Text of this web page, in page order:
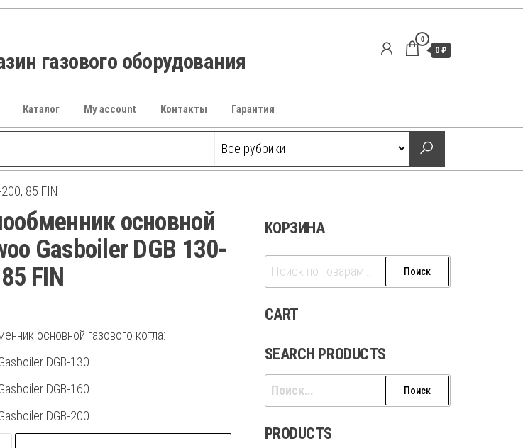
газового оборудования
0
0 ₽
Каталог My account Контакты Гарантия
85 FIN
основной
Gasboiler DGB 130-
FIN
основной газового котла:
DGB-130
DGB-160
DGB-200
КОРЗИНА
Искать: Поиск
CART
SEARCH PRODUCTS
Найти:
PRODUCTS